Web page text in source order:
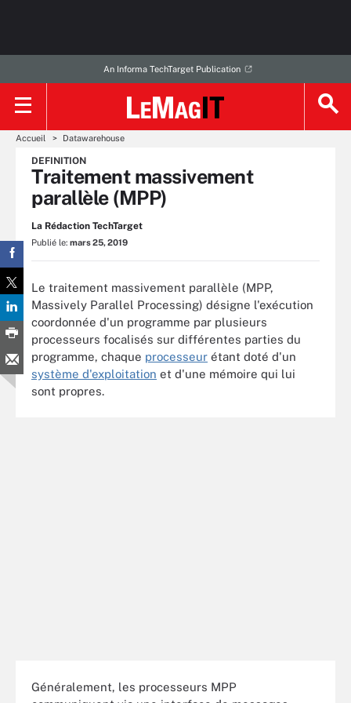
An Informa TechTarget Publication
Accueil Datawarehouse
DEFINITION
Traitement massivement
parallèle (MPP)
La Rédaction TechTarget
Publié le: mars 25, 2019
Le traitement massivement parallèle (MPP,
Massively Parallel Processing) désigne l'exécution
coordonnée d'un programme par plusieurs
processeurs focalisés sur différentes parties du
programme, chaque processeur étant doté d'un
système d'exploitation et d'une mémoire qui lui
sont propres.
Généralement, les processeurs MPP